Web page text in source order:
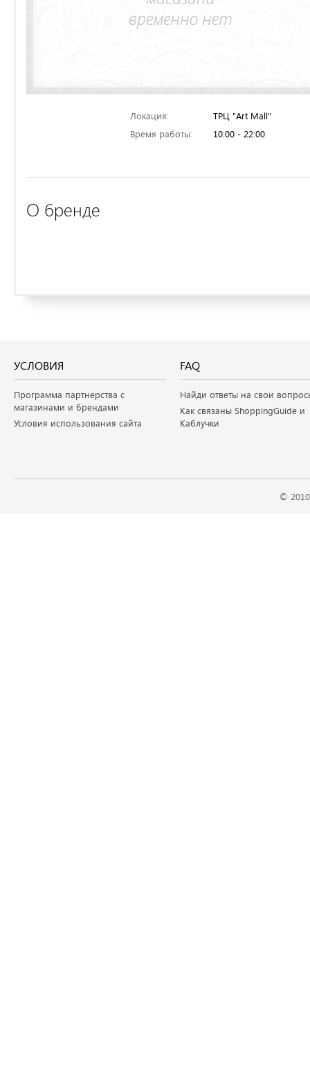
Локация:
ТРЦ "Art Mall"
Время работы:
10:00 - 22:00
О бренде
УСЛОВИЯ
Программа партнерства с
магазинами и брендами
Условия использования сайта
FAQ
Найди ответы на свои
Как связаны ShoppingGuide и
Каблучки
©